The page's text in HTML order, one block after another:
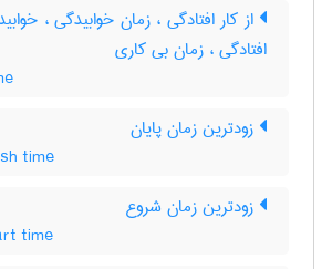
از کار افتادگی ، زمان خوابیدگی ،
افتادگی ، زمان بی کاری
زودترین زمان پایان
time
زودترین زمان شروع
time